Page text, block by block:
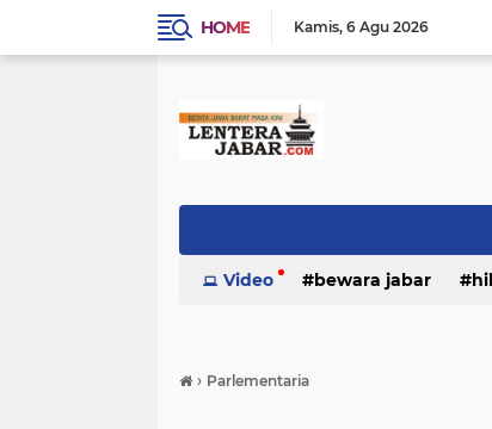
HOME Kamis 6 Agu 2026
Video bewara jabar
› Parlementaria